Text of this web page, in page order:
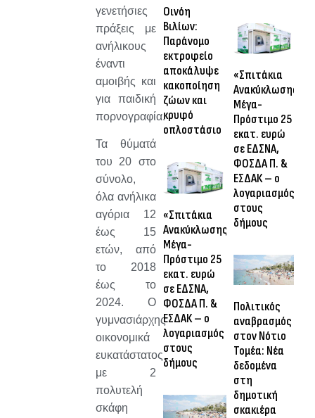
γενετήσιες
πράξεις με
ανήλικους
έναντι
αμοιβής και
για παιδική
πορνογραφία.
Τα θύματά
του 20 στο
σύνολο,
όλα ανήλικα
αγόρια 12
έως 15
ετών, από
το 2018
έως το
2024. Ο
γυμνασιάρχης
οικονομικά
ευκατάστατος
με 2
πολυτελή
σκάφη
Οινόη
Βιλίων:
Παράνομο
εκτροφείο
αποκάλυψε
κακοποίηση
ζώων και
κρυφό
οπλοστάσιο
«Σπιτάκια
Ανακύκλωσης»:
Μέγα-
Πρόστιμο 25
εκατ. ευρώ
σε ΕΔΣΝΑ,
ΦΟΣΔΑ Π. &
ΕΣΔΑΚ – ο
λογαριασμός
στους
δήμους
«Σπιτάκια
Ανακύκλωσης»:
Μέγα-
Πρόστιμο 25
εκατ. ευρώ
σε ΕΔΣΝΑ,
ΦΟΣΔΑ Π. &
ΕΣΔΑΚ – ο
λογαριασμός
στους
δήμους
Πολιτικός
αναβρασμός
στον Νότιο
Τομέα: Νέα
δεδομένα
στη
δημοτική
σκακιέρα